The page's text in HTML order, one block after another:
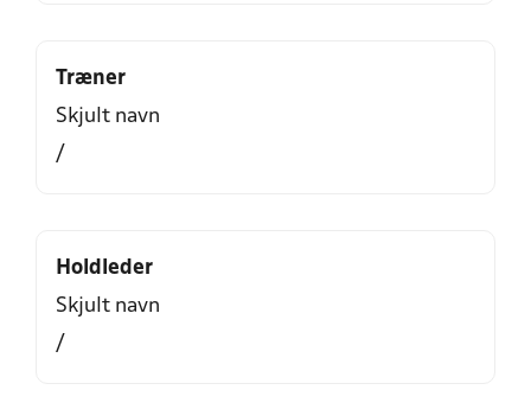
Træner
Skjult navn
/
Holdleder
Skjult navn
/